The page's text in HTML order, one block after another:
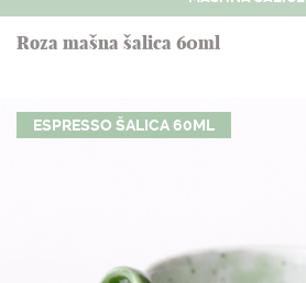
Roza mašna šalica 60ml
ESPRESSO ŠALICA 60ML